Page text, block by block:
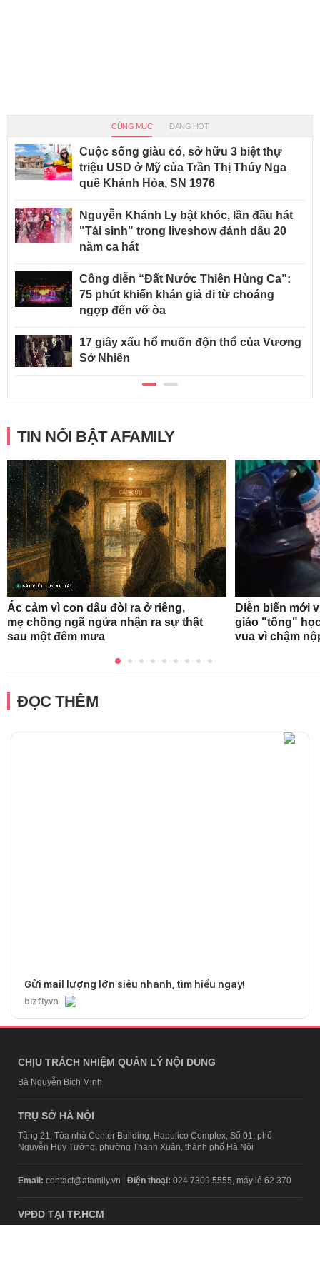
CÙNG MỤC ĐANG HOT
Cuộc sống giàu có, sở hữu 3 biệt thự
triệu USD ở Mỹ của Trần Thị Thúy Nga
quê Khánh Hòa, SN 1976
Nguyễn Khánh Ly bật khóc, lần đầu hát
"Tái sinh" trong liveshow đánh dấu 20
năm ca hát
Công diễn “Đất Nước Thiên Hùng Ca”:
75 phút khiến khán giả đi từ choáng
ngợp đến vỡ òa
17 giây xấu hổ muốn độn thổ của Vương
Sở Nhiên
TIN NỔI BẬT AFAMILY
Ác cảm vì con dâu đòi ra ở riêng,
mẹ chồng ngã ngửa nhận ra sự thật
sau một đêm mưa
Diễn biến mới
giáo "tống"
vua vì chậm
ĐỌC THÊM
Gửi mail lượng lớn siêu nhanh, tìm hiểu ngay!
bizfly.vn
CHỊU TRÁCH NHIỆM QUẢN LÝ NỘI DUNG
Bà Nguyễn Bích Minh
TRỤ SỞ HÀ NỘI
Tầng 21, Tòa nhà Center Building, Hapulico Complex, Số 01, phố
Nguyễn Huy Tưởng, phường Thanh Xuân, thành phố Hà Nội
Email: contact@afamily.vn | Điện thoại: 024 7309 5555, máy lẻ 62.370
VPĐD TẠI TP.HCM